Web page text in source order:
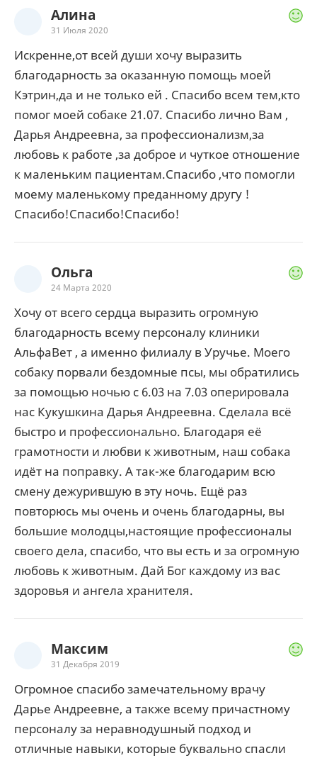
Алина
31 Июля 2020
Искренне,от всей души хочу выразить
благодарность за оказанную помощь моей
Кэтрин,да и не только ей . Спасибо всем тем,кто
помог моей собаке 21.07. Спасибо лично Вам ,
Дарья Андреевна, за профессионализм,за
любовь к работе ,за доброе и чуткое отношение
к маленьким пациентам.Спасибо ,что помогли
моему маленькому преданному другу !
Спасибо!Спасибо!Спасибо!
Ольга
24 Марта 2020
Хочу от всего сердца выразить огромную
благодарность всему персоналу клиники
АльфаВет , а именно филиалу в Уручье. Моего
собаку порвали бездомные псы, мы обратились
за помощью ночью с 6.03 на 7.03 оперировала
нас Кукушкина Дарья Андреевна. Сделала всё
быстро и профессионально. Благодаря её
грамотности и любви к животным, наш собака
идёт на поправку. А так-же благодарим всю
смену дежурившую в эту ночь. Ещё раз
повторюсь мы очень и очень благодарны, вы
большие молодцы,настоящие профессионалы
своего дела, спасибо, что вы есть и за огромную
любовь к животным. Дай Бог каждому из вас
здоровья и ангела хранителя.
Максим
31 Декабря 2019
Огромное спасибо замечательному врачу
Дарье Андреевне, а также всему причастному
персоналу за неравнодушный подход и
отличные навыки, которые буквально спасли